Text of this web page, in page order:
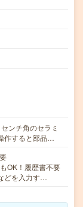
ンチ角のセラミ
作すると部品…
OK！履歴書不要
どを入力す…